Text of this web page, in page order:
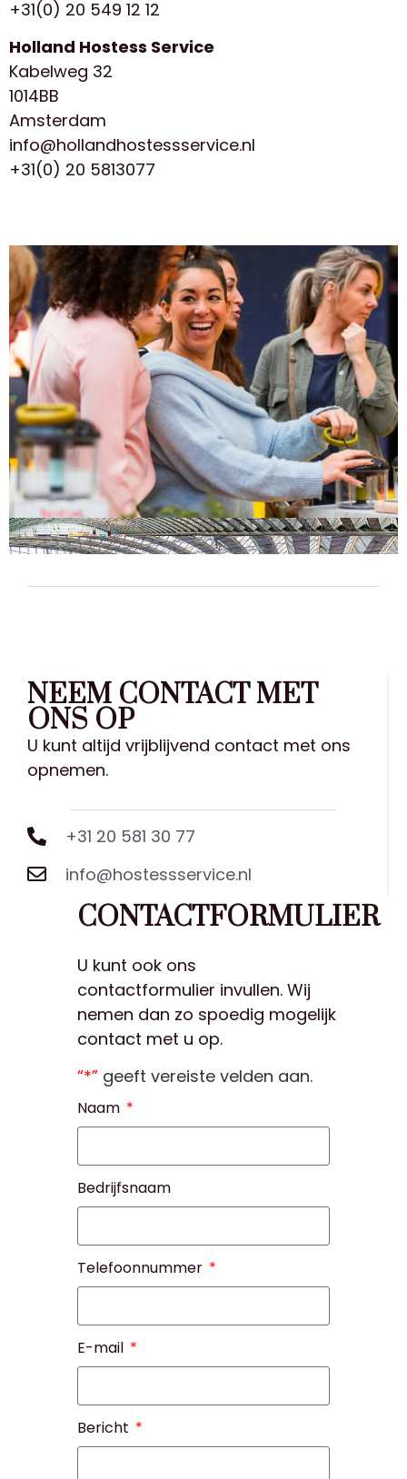
+31(0) 20 549 12 12
Holland Hostess Service
Kabelweg 32
1014BB
Amsterdam
info@hollandhostessservice.nl
+31(0) 20 5813077
NEEM CONTACT MET
ONS OP
U kunt altijd vrijblijvend contact met ons
opnemen.
+31 20 581 30 77
info@hostessservice.nl
CONTACTFORMULIER
U kunt ook ons
contactformulier invullen. Wij
nemen dan zo spoedig mogelijk
contact met u op.
“*” geeft vereiste velden aan.
Naam
Bedrijfsnaam
Telefoonnummer
E-mail
Bericht